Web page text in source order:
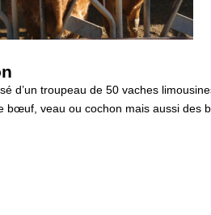
d’un troupeau de 50 vaches
veau ou cochon mais aussi des